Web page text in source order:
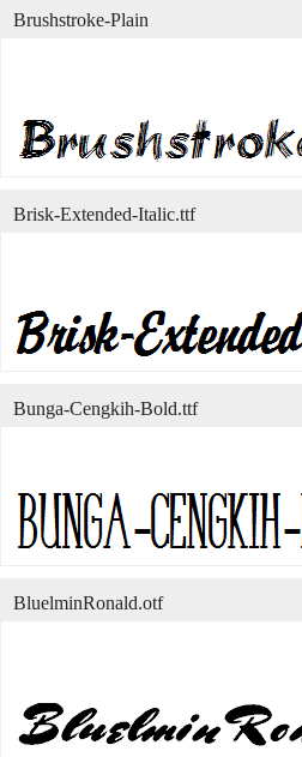
Brushstroke-Plain
Brisk-Extended-Italic.ttf
Bunga-Cengkih-Bold.ttf
BluelminRonald.otf